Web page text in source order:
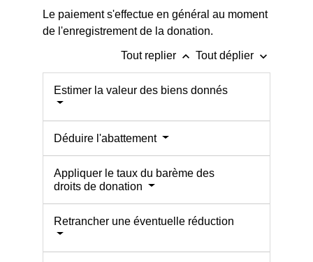
Le paiement s'effectue en général au moment
de l'enregistrement de la donation.
Tout replier keyboard_arrow_up Tout déplier keyboard_arrow_down
Estimer la valeur des biens donnés
Déduire l'abattement
Appliquer le taux du barème des
droits de donation
Retrancher une éventuelle réduction